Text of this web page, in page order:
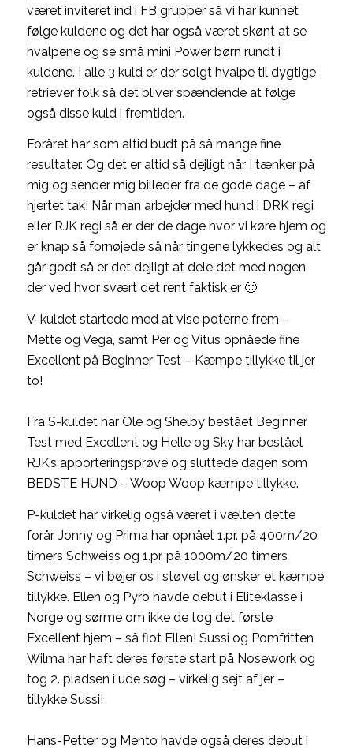
været inviteret ind i FB grupper så vi har kunnet
følge kuldene og det har også været skønt at se
hvalpene og se små mini Power børn rundt i
kuldene. I alle 3 kuld er der solgt hvalpe til dygtige
retriever folk så det bliver spændende at følge
også disse kuld i fremtiden.
Foråret har som altid budt på så mange fine
resultater. Og det er altid så dejligt når I tænker på
mig og sender mig billeder fra de gode dage – af
hjertet tak! Når man arbejder med hund i DRK regi
eller RJK regi så er der de dage hvor vi køre hjem og
er knap så fornøjede så når tingene lykkedes og alt
går godt så er det dejligt at dele det med nogen
der ved hvor svært det rent faktisk er 🙂
V-kuldet startede med at vise poterne frem –
Mette og Vega, samt Per og Vitus opnåede fine
Excellent på Beginner Test – Kæmpe tillykke til jer
to!
Fra S-kuldet har Ole og Shelby bestået Beginner
Test med Excellent og Helle og Sky har bestået
RJK’s apporteringsprøve og sluttede dagen som
BEDSTE HUND – Woop Woop kæmpe tillykke.
P-kuldet har virkelig også været i vælten dette
forår. Jonny og Prima har opnået 1.pr. på 400m/20
timers Schweiss og 1.pr. på 1000m/20 timers
Schweiss – vi bøjer os i støvet og ønsker et kæmpe
tillykke. Ellen og Pyro havde debut i Eliteklasse i
Norge og sørme om ikke de tog det første
Excellent hjem – så flot Ellen! Sussi og Pomfritten
Wilma har haft deres første start på Nosework og
tog 2. pladsen i ude søg – virkelig sejt af jer –
tillykke Sussi!
Hans-Petter og Mento havde også deres debut i